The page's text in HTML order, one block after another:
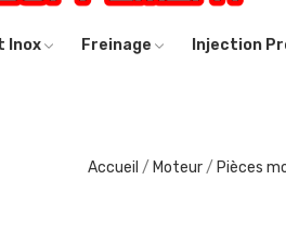
Inox Freinage Injection
Accueil Moteur Pièces